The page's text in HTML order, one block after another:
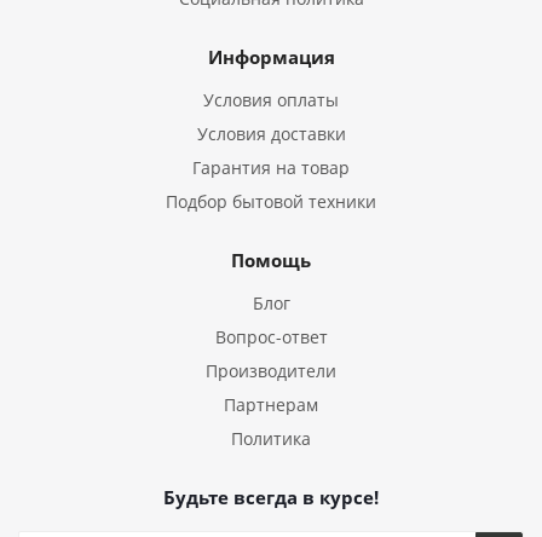
Информация
Условия оплаты
Условия доставки
Гарантия на товар
Подбор бытовой техники
Помощь
Блог
Вопрос-ответ
Производители
Партнерам
Политика
Будьте всегда в курсе!